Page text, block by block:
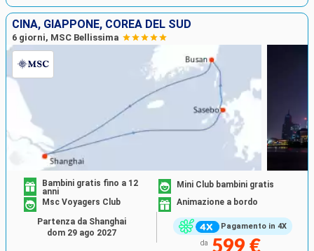
CINA, GIAPPONE, COREA DEL SUD
6 giorni, MSC Bellissima
Pagamento in 4X
Bambini gratis fino a 12
anni
Mini Club bambini gratis
Msc Voyagers Club
Animazione a bordo
da 599 €
Partenza da Shanghai
dom 29 ago 2027